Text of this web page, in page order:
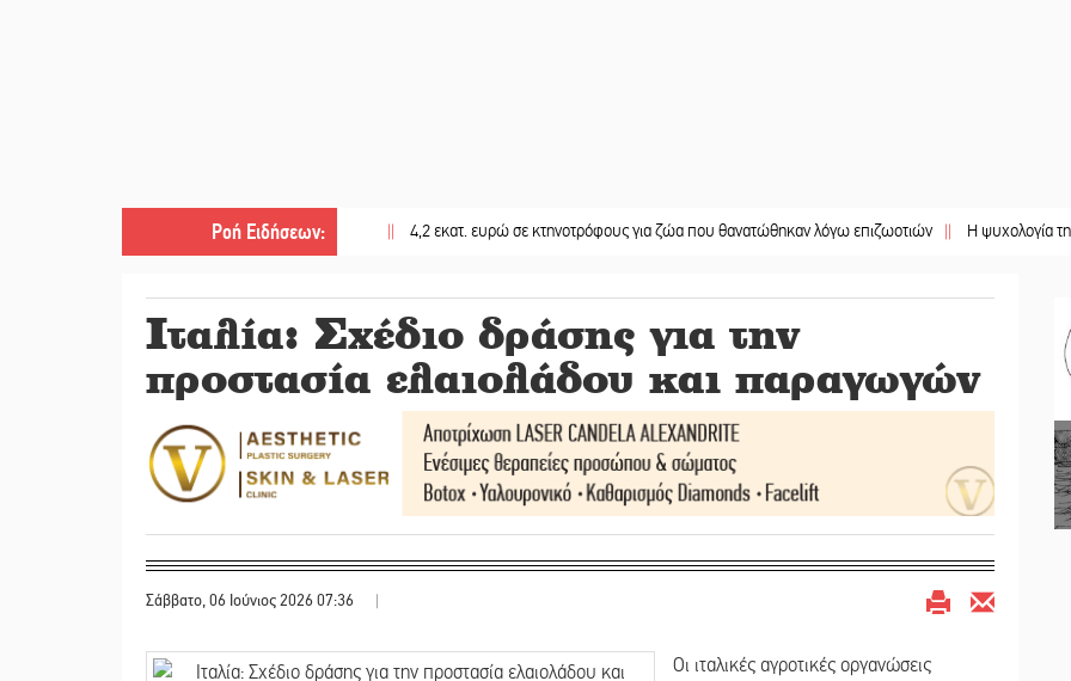
Ροή Ειδήσεων: 4,2 εκατ. ευρώ σε κτηνοτρόφους για ζώα που θανατώθηκαν λόγω επιζωοτιών || Η ψυχολογία της
Ιταλία: Σχέδιο δράσης για την
προστασία ελαιολάδου και παραγωγών
Σάββατο, 06 Ιούνιος 2026 07:36 |
Οι ιταλικές αγροτικές οργανώσεις